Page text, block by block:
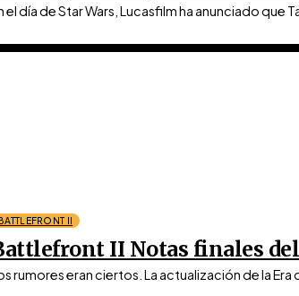
el día de Star Wars, Lucasfilm ha anunciado que
II
II Notas finales
rumores eran ciertos. La actualización de la Era